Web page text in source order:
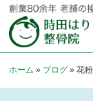
ホーム » ブログ »花